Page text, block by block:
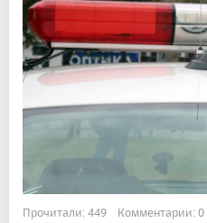
Прочитали: 449 Комментарии: 0